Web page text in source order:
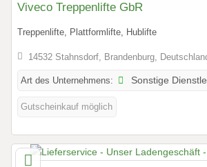
Viveco Treppenlifte GbR
Treppenlifte, Plattformlifte, Hublifte
14532 Stahnsdorf, Brandenburg,
Art des Unternehmens: Sonstige
Gutscheinkauf möglich